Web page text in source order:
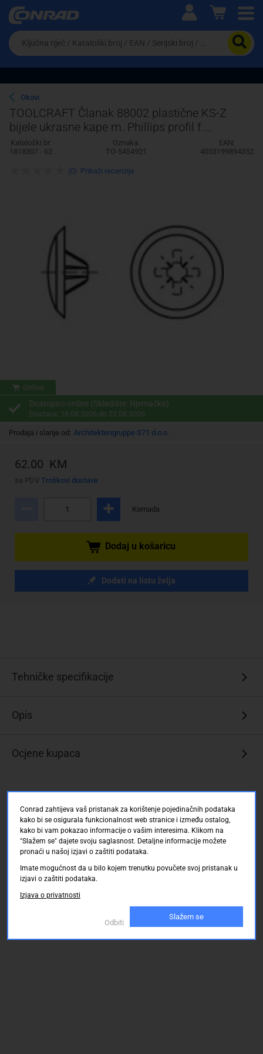
Ova postavka prilagođava asortiman proizvoda i
cijene vašim potrebama.
Pravno lice
Da
biste
potražili
proizvod,
unesite
ključnu
riječ,
kataloški
broj,
EAN
ili
Okovi
TOOLCRAFT Članak 88002 plastične KS-Z
bijele ukrasne kape m. Phillips profil f.
Senkschr. m. Pozidriv Kreuzschl. Dimenziju Z:
3
Kataloški br:
1818307 - 62
Oznaka:
TO-5454921
EAN:
4053199894352
Online
Dostupno online (Skladište: Njemačka)
Dostava: 16.08.2026 do 22.08.2026
Prodaja i slanje od: Architektengruppe S71 d.o.o.
62.00 KM
sa PDV Troškovi dostave
Komada
Dodaj u košaricu
Dodati na listu želja
(0) Prikaži recenzije
Tehničke specifikacije
Opis
Ocjene kupaca
Conrad zahtijeva vaš pristanak za korištenje pojedinačnih podataka
kako bi se osigurala funkcionalnost web stranice i između ostalog,
kako bi vam pokazao informacije o vašim interesima. Klikom na
"Slažem se" dajete svoju saglasnost. Detaljne informacije možete
pronaći u našoj izjavi o zaštiti podataka.
Imate mogućnost da u bilo kojem trenutku povučete svoj pristanak u
izjavi o zaštiti podataka.
Izjava o privatnosti
Odbiti
Slažem se